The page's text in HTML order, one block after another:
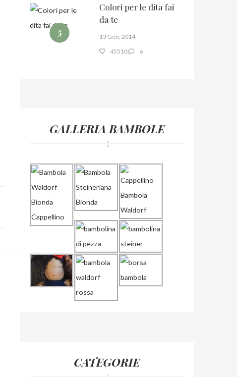
5
Colori per le dita fai
da te
13 Gen, 2014
45510
6
GALLERIA BAMBOLE
CATEGORIE